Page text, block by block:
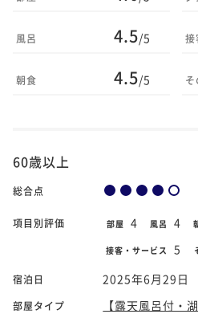
風呂 4.5/5
朝食 4.5/5
接
60歳以上
総合点
項目別評価 部屋 4 風呂 4
接客・サービス 5
宿泊日 2025年6月29日
部屋タイプ
【露天風呂付・